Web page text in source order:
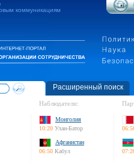
коммуникациям
Расширенный поиск
Наблюдатели:
Монголия
10:20 Улан-Батор
Афганистан
06:50 Кабул